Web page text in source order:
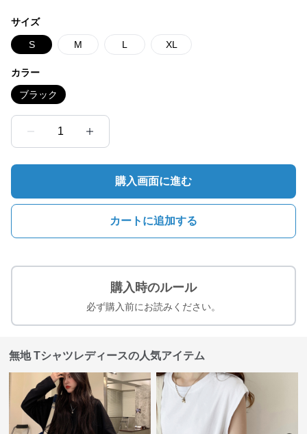
サイズ
S M L XL
カラー
ブラック
1
購入画面に進む
カートに追加する
購入時のルール
必ず購入前にお読みください。
無地 Tシャツレディースの人気アイテム